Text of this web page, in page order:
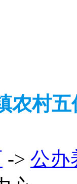
农村五
-> 公办